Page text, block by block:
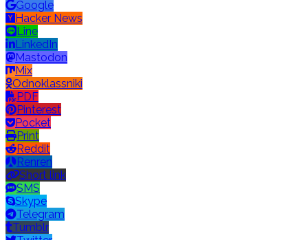
Google
Hacker News
Line
LinkedIn
Mastodon
Mix
Odnoklassniki
PDF
Pinterest
Pocket
Print
Reddit
Renren
Short link
SMS
Skype
Telegram
Tumblr